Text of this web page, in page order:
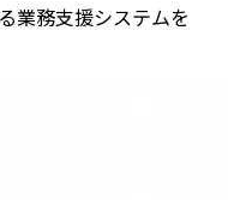
業務支援システムを